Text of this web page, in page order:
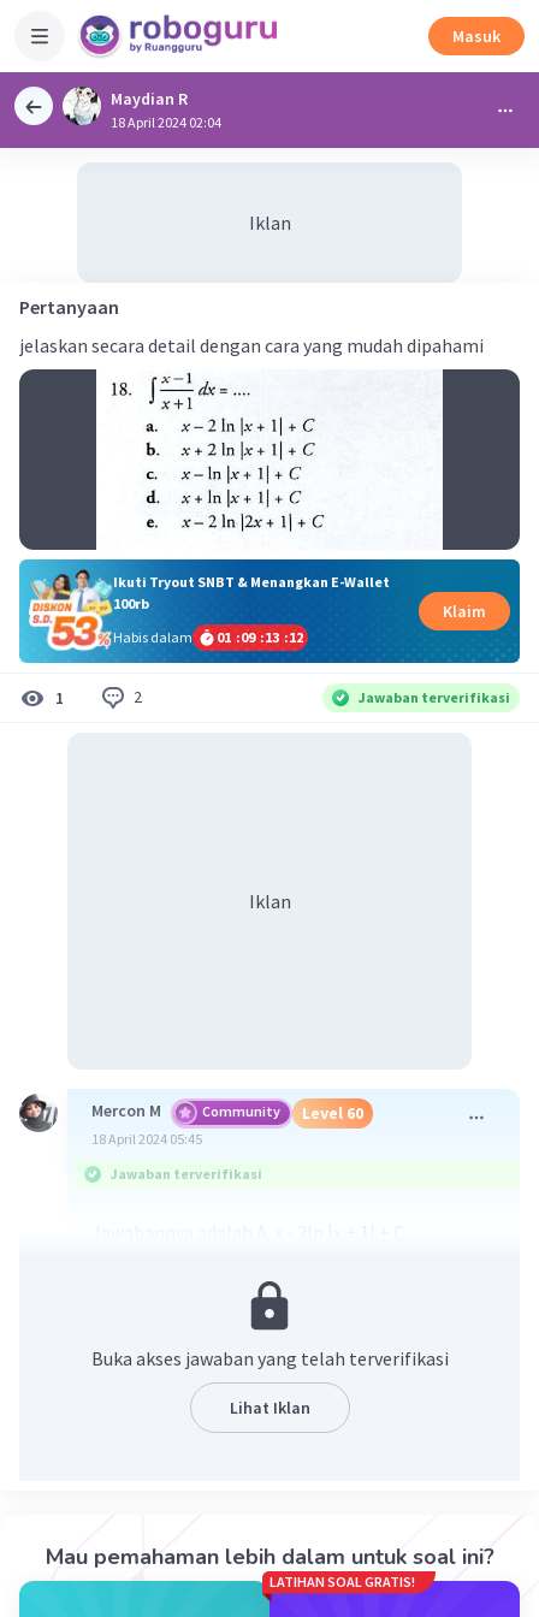
Masuk
Maydian R
18 April 2024 02:04
Iklan
Pertanyaan
jelaskan secara detail dengan cara yang mudah dipahami
Ikuti Tryout SNBT & Menangkan E-Wallet
100rb
Habis dalam
01 :09 :13 :11
Klaim
1 2 Jawaban terverifikasi
Iklan
Mercon M Community Level 60
18 April 2024 05:45
Jawaban terverifikasi
Beri Rating Balas
Buka akses jawaban yang telah terverifikasi
Lihat Iklan
Mau pemahaman lebih dalam untuk soal ini?
LATIHAN SOAL GRATIS!